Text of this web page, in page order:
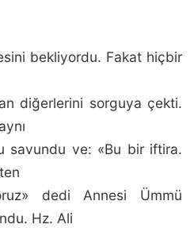
bek­liyordu. Fakat hiçbir
diğerlerini sorguya çekti.
savundu ve: «Bu bir iftira.
dedi Annesi Ümmü
Hz. Ali